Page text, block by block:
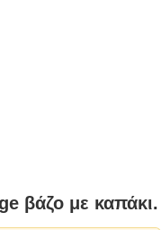
βάζο με καπάκι.